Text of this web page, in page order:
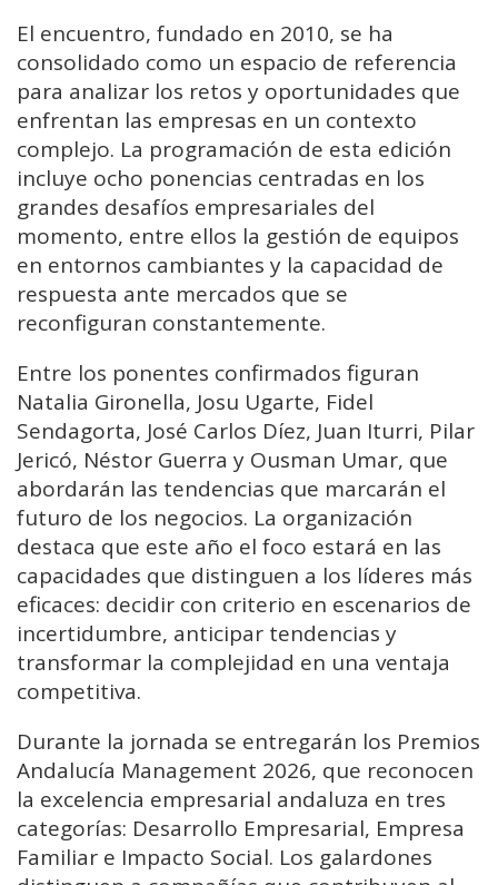
El encuentro, fundado en 2010, se ha
consolidado como un espacio de referencia
para analizar los retos y oportunidades que
enfrentan las empresas en un contexto
complejo. La programación de esta edición
incluye ocho ponencias centradas en los
grandes desafíos empresariales del
momento, entre ellos la gestión de equipos
en entornos cambiantes y la capacidad de
respuesta ante mercados que se
reconfiguran constantemente.
Entre los ponentes confirmados figuran
Natalia Gironella, Josu Ugarte, Fidel
Sendagorta, José Carlos Díez, Juan Iturri, Pilar
Jericó, Néstor Guerra y Ousman Umar, que
abordarán las tendencias que marcarán el
futuro de los negocios. La organización
destaca que este año el foco estará en las
capacidades que distinguen a los líderes más
eficaces: decidir con criterio en escenarios de
incertidumbre, anticipar tendencias y
transformar la complejidad en una ventaja
competitiva.
Durante la jornada se entregarán los Premios
Andalucía Management 2026, que reconocen
la excelencia empresarial andaluza en tres
categorías: Desarrollo Empresarial, Empresa
Familiar e Impacto Social. Los galardones